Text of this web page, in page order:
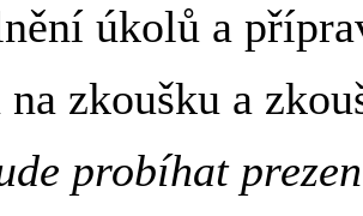
úkolů a
zkoušku a
probíhat